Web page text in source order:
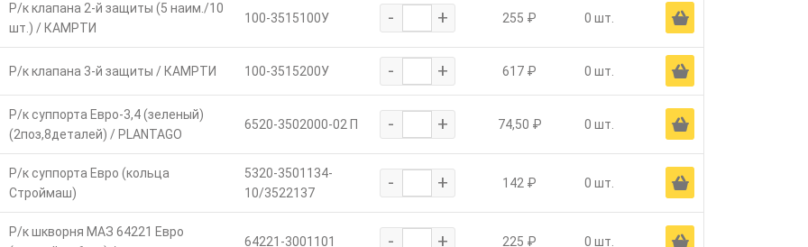
Р/к клапана 2-й защиты (5 наим./10
шт.) / КАМРТИ
100-3515100У - + 255 ₽ 0 шт. Ä
Р/к клапана 3-й защиты / КАМРТИ 100-3515200У - + 617 ₽ 0 шт. Ä
Р/к суппорта Евро-3,4 (зеленый)
(2поз,8деталей) / PLANTAGO
6520-3502000-02 П - + 74,50 ₽ 0 шт. Ä
Р/к суппорта Евро (кольца
Строймаш)
5320-3501134-
10/3522137
- + 142 ₽ 0 шт. Ä
Р/к шкворня МАЗ 64221 Евро
64221-3001101 - + 225 ₽ 0 шт. Ä